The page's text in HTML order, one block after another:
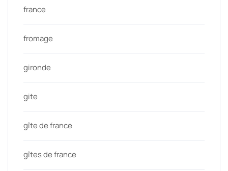
france
fromage
gironde
gite
gîte de france
gîtes de france